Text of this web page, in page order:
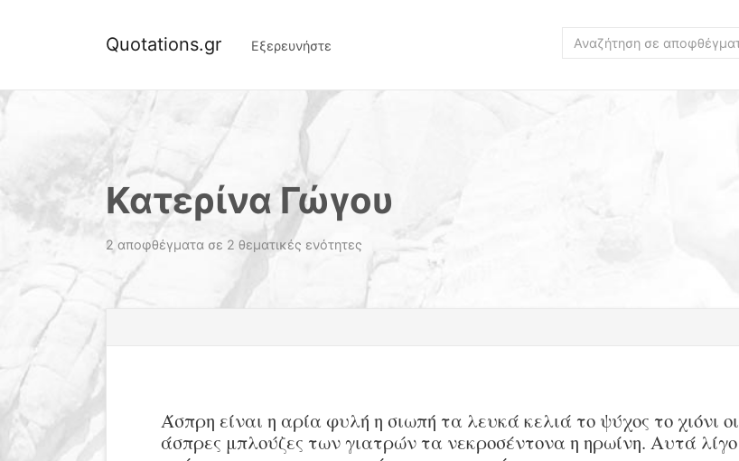
Quotations.gr Εξερευνήστε
Κατερίνα Γώγου
2 αποφθέγματα σε 2 θεματικές ενότητες
Άσπρη είναι η αρία φυλή η σιωπή τα λευκά κελιά το ψύχος το χιόνι οι
άσπρες μπλούζες των γιατρών τα νεκροσέντονα η ηρωίνη. Αυτά λίγο